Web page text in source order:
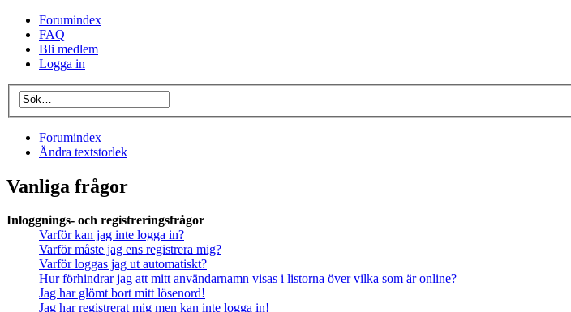
Forumindex
FAQ
Bli medlem
Logga in
Forumindex
Ändra textstorlek
Vanliga frågor
Inloggnings- och registreringsfrågor
Varför kan jag inte logga in?
Varför måste jag ens registrera mig?
Varför loggas jag ut automatiskt?
Hur förhindrar jag att mitt användarnamn visas i listorna över vilka som är online?
Jag har glömt bort mitt lösenord!
Jag har registrerat mig men kan inte logga in!